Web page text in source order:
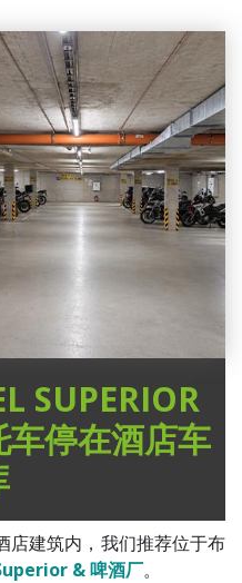
SUPERIOR
停在酒店车
店建筑内，我们推荐位于布
& 啤酒厂。